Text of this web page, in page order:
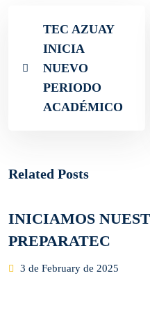
TEC AZUAY
INICIA
NUEVO
PERIODO
ACADÉMICO
Related Posts
INICIAMOS
PREPARATEC
Posted
3 de February de 2025